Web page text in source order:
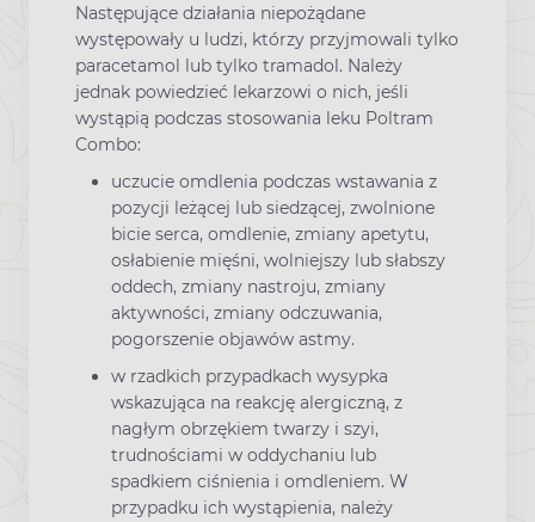
Następujące działania niepożądane
występowały u ludzi, którzy przyjmowali tylko
paracetamol lub tylko tramadol. Należy
jednak powiedzieć lekarzowi o nich, jeśli
wystąpią podczas stosowania leku Poltram
Combo:
uczucie omdlenia podczas wstawania z
pozycji leżącej lub siedzącej, zwolnione
bicie serca, omdlenie, zmiany apetytu,
osłabienie mięśni, wolniejszy lub słabszy
oddech, zmiany nastroju, zmiany
aktywności, zmiany odczuwania,
pogorszenie objawów astmy.
w rzadkich przypadkach wysypka
wskazująca na reakcję alergiczną, z
nagłym obrzękiem twarzy i szyi,
trudnościami w oddychaniu lub
spadkiem ciśnienia i omdleniem. W
przypadku ich wystąpienia, należy